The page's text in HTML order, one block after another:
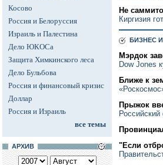
Косово
Россия и Белоруссия
Израиль и Палестина
Дело ЮКОСа
Защита Химкинского леса
Дело Бульбова
Россия и финансовый кризис
Доллар
Россия и Израиль
все темы
АРХИВ
Не
Киргизия
БИЗНЕС
Мэрдок
Dow Jones
Ближе к
Прыжок
"Если